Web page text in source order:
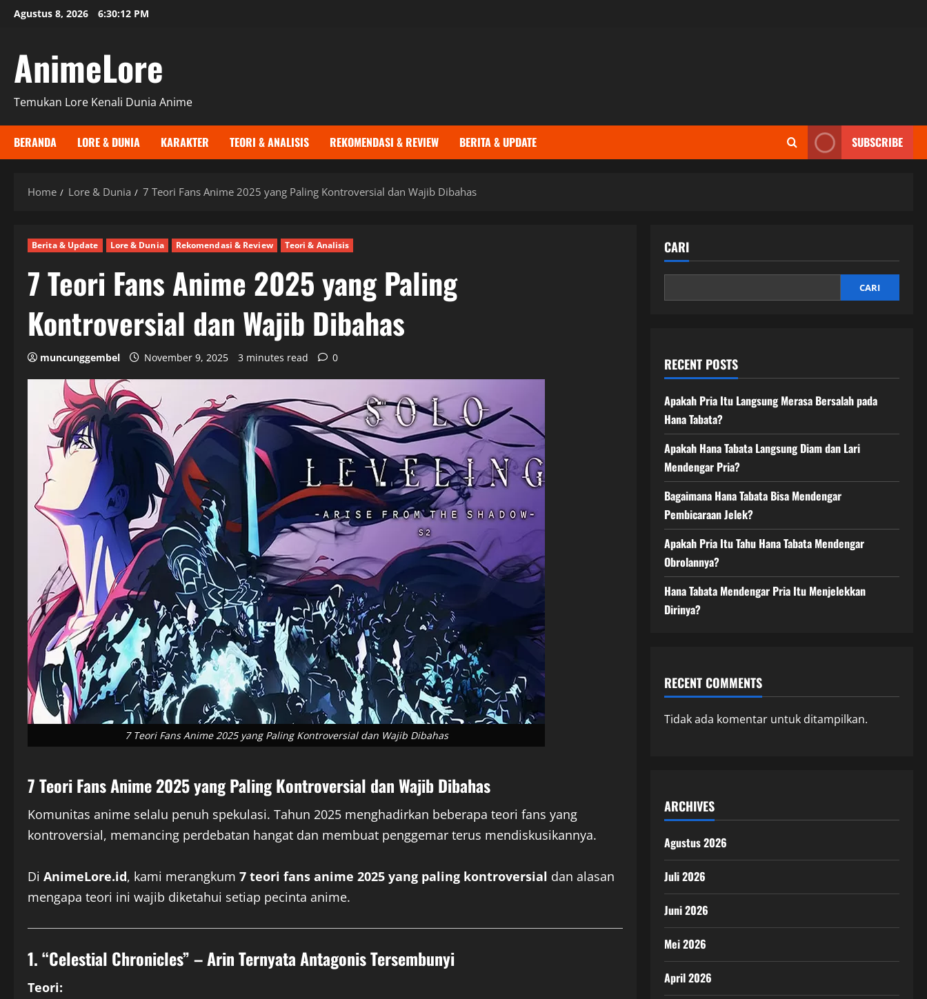
SkipAgustus 8, 2026 6:30:13 PM
AnimeLore
Temukan Lore Kenali Dunia Anime
BERANDA LORE & DUNIA KARAKTER TEORI & ANALISIS REKOMENDASI & REVIEW BERITA & UPDATE SUBSCRIBE
Home Lore & Dunia 7 Teori Fans Anime 2025 yang Paling Kontroversial dan Wajib Dibahas
Berita & Update Lore & Dunia Rekomendasi & Review Teori & Analisis
7 Teori Fans Anime 2025 yang Paling
Kontroversial dan Wajib Dibahas
muncunggembel November 9, 2025 3 minutes read 0
7 Teori Fans Anime 2025 yang Paling Kontroversial dan Wajib Dibahas
7 Teori Fans Anime 2025 yang Paling Kontroversial dan Wajib Dibahas
Komunitas anime selalu penuh spekulasi. Tahun 2025 menghadirkan beberapa teori fans yang
kontroversial, memancing perdebatan hangat dan membuat penggemar terus mendiskusikannya.
Di AnimeLore.id, kami merangkum 7 teori fans anime 2025 yang paling kontroversial dan alasan
mengapa teori ini wajib diketahui setiap pecinta anime.
1. “Celestial Chronicles” – Arin Ternyata Antagonis Tersembunyi
Teori:
CARI
CARI
RECENT POSTS
Apakah Pria Itu Langsung Merasa Bersalah pada
Hana Tabata?
Apakah Hana Tabata Langsung Diam dan Lari
Mendengar Pria?
Bagaimana Hana Tabata Bisa Mendengar
Pembicaraan Jelek?
Apakah Pria Itu Tahu Hana Tabata Mendengar
Obrolannya?
Hana Tabata Mendengar Pria Itu Menjelekkan
Dirinya?
RECENT COMMENTS
Tidak ada komentar untuk ditampilkan.
ARCHIVES
Agustus 2026
Juli 2026
Juni 2026
Mei 2026
April 2026